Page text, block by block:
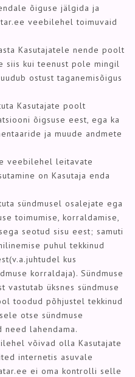
õiguse jälgida ja
veebilehel toimuvaid
Kasutajatele nende poolt
siis kui teenust pole mingil
ostust taganemisõigus
Kasutajate poolt
õigsuse eest, ega ka
ja muude andmete
veebilehel leitavate
on Kasutaja enda
sündmusel osalejate ega
toimumise, korraldamise,
seotud sisu eest; samuti
puhul tekkinud
kus
korraldaja). Sündmuse
üksnes sündmuse
toodud põhjustel tekkinud
otse sündmuse
need lahendama.
võivad olla Kasutajate
internetis asuvale
ei oma kontrolli selle